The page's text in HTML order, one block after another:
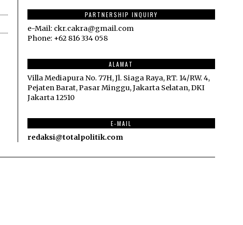
PARTNERSHIP INQUIRY
e-Mail: ckr.cakra@gmail.com
Phone: +62 816 334 058
ALAMAT
Villa Mediapura No. 77H, Jl. Siaga Raya, RT. 14/RW. 4,
Pejaten Barat, Pasar Minggu, Jakarta Selatan, DKI
Jakarta 12510
E-MAIL
redaksi@totalpolitik.com